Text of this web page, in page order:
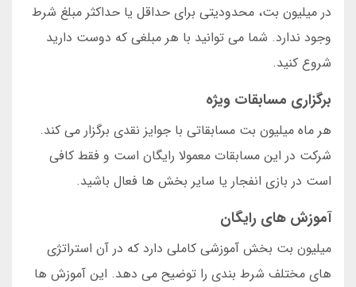
در میلیون بت، محدودیتی برای حداقل یا حداکثر مبلغ شرط
وجود ندارد. شما می توانید با هر مبلغی که دوست دارید
شروع کنید.
برگزاری مسابقات ویژه
هر ماه میلیون بت مسابقاتی با جوایز نقدی برگزار می کند.
شرکت در این مسابقات معمولا رایگان است و فقط کافی
است در بازی انفجار یا سایر بخش ها فعال باشید.
آموزش های رایگان
میلیون بت بخش آموزشی کاملی دارد که در آن استراتژی
های مختلف شرط بندی را توضیح می دهد. این آموزش ها